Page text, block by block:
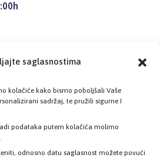
saglasnostima
kolačiće kako bismo poboljšali Vaše
sadržaj, te pružili sigurne I
podataka putem kolačića molimo
odnosno datu saglasnost možete povući
vaše elektronske
kartice
STATUS